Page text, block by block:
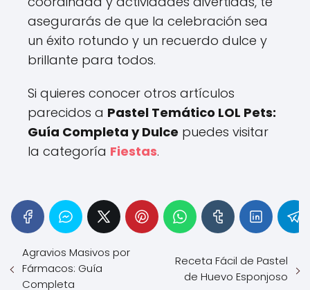
asegurarás de que la celebración sea
un éxito rotundo y un recuerdo dulce y
brillante para todos.
Si quieres conocer otros artículos
parecidos a Pastel Temático LOL Pets:
Guía Completa y Dulce puedes visitar
la categoría Fiestas.
Agravios Masivos por
Fármacos: Guía
Completa
Receta Fácil de Pastel
de Huevo Esponjoso